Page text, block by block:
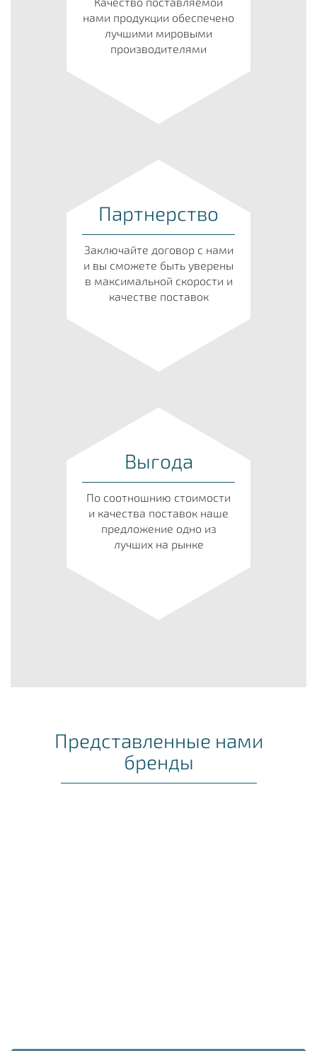
нами продукции обеспечено
лучшими мировыми
производителями
Партнерство
Заключайте договор с нами
и вы сможете быть уверены
в максимальной скорости и
качестве поставок
Выгода
По соотношнию стоимости
и качества поставок наше
предложение одно из
лучших на рынке
Представленные нами
бренды